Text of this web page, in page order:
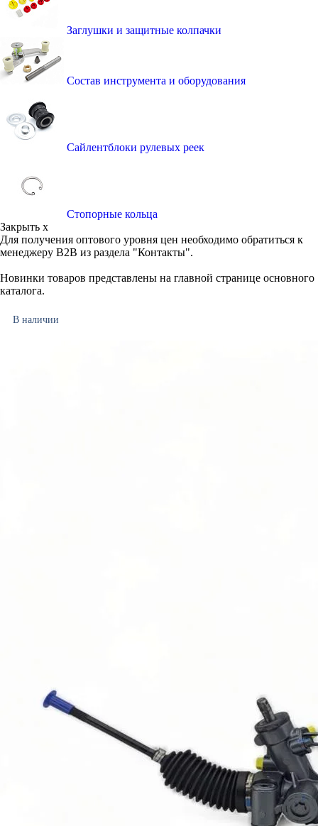
Заглушки и защитные колпачки
Состав инструмента и оборудования
Сайлентблоки рулевых реек
Стопорные кольца
Закрыть x
Для получения оптового уровня цен необходимо обратиться к
менеджеру B2B из раздела "Контакты".
Новинки товаров представлены на главной странице основного
каталога.
В наличии